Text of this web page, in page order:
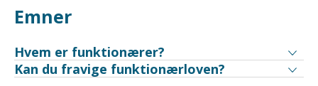
Emner
Hvem er funktionærer?
Kan du fravige funktionærloven?